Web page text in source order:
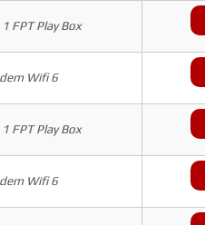
FPT Play Box
Wifi 6
FPT Play Box
Wifi 6